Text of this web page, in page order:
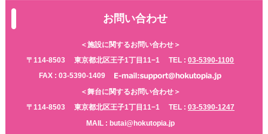
お問い合わせ
＜施設に関するお問い合わせ＞
〒114-8503
東京都北区王子1丁目11−1 TEL :03-5390-1100
FAX : 03-5390-1409
＜舞台に関するお問い合わせ＞
〒114-8503
東京都北区王子1丁目11−1 TEL : 03-5390-1247
MAIL : butai@hokutopia.jp